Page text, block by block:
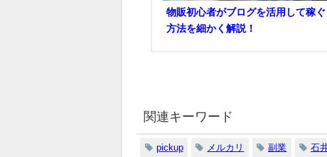
物販初心者がブログを活用して稼ぐ
方法を細かく解説！
関連キーワード
pickup メルカリ 副業 石